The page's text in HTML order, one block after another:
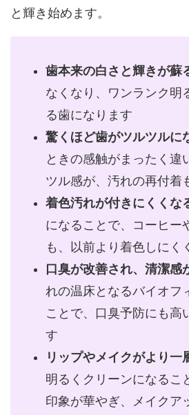
と輝き始めます。
歯本来の白さと輝きが蘇
なくなり、ワンランク明
る歯になります
驚くほど歯がツルツルに
ときの感触がまったく違
ツル感が、汚れの再付着
着色汚れが付きにくくな
になることで、コーヒー
も、以前より着色しにく
口臭が改善され、清潔感
れの温床となるバイオフ
ことで、口臭予防にも高
す
リップやメイクがより一
明るくクリーンになるこ
印象が華やぎ、メイクア